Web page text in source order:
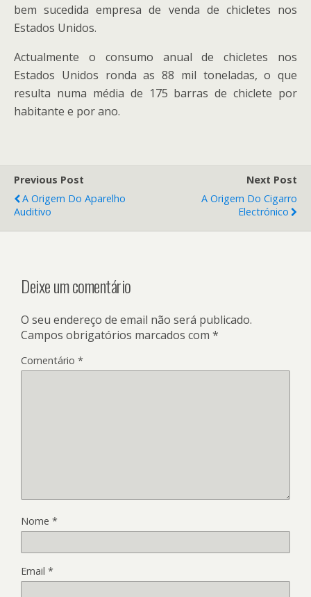
bem sucedida empresa de venda de chicletes nos
Estados Unidos.
Actualmente o consumo anual de chicletes nos
Estados Unidos ronda as 88 mil toneladas, o que
resulta numa média de 175 barras de chiclete por
habitante e por ano.
Previous Post
A Origem Do Aparelho
Auditivo
Next Post
A Origem Do Cigarro
Electrónico
Deixe um comentário
O seu endereço de email não será publicado.
Campos obrigatórios marcados com *
Comentário *
Nome *
Email *